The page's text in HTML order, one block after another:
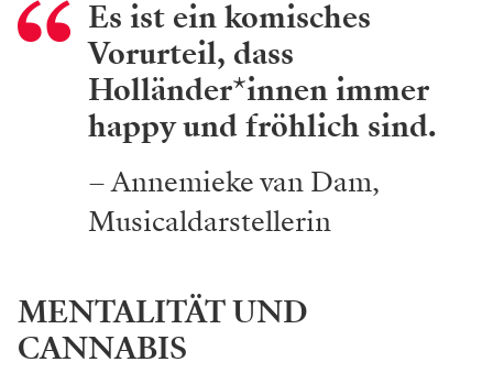
Es ist ein komisches
Vorurteil, dass
Holländer*innen immer
happy und fröhlich sind.
– Annemieke van Dam,
Musicaldarstellerin
MENTALITÄT UND
CANNABIS